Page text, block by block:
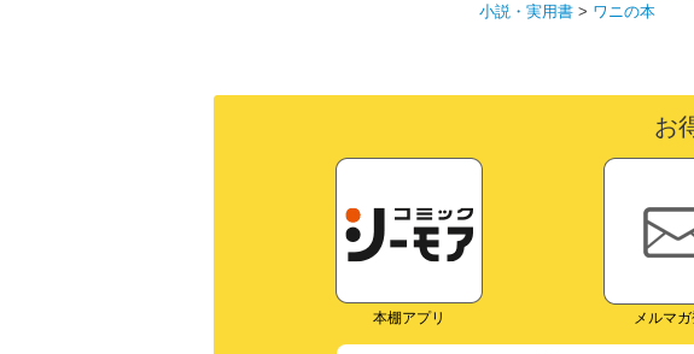
小説・実用書 > ワニの本
お
本棚アプリ メルマ